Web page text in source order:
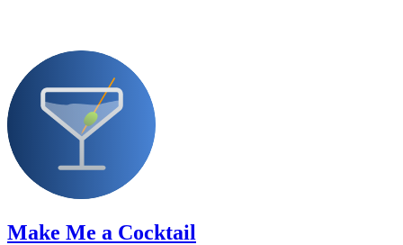
Make Me a Cocktail